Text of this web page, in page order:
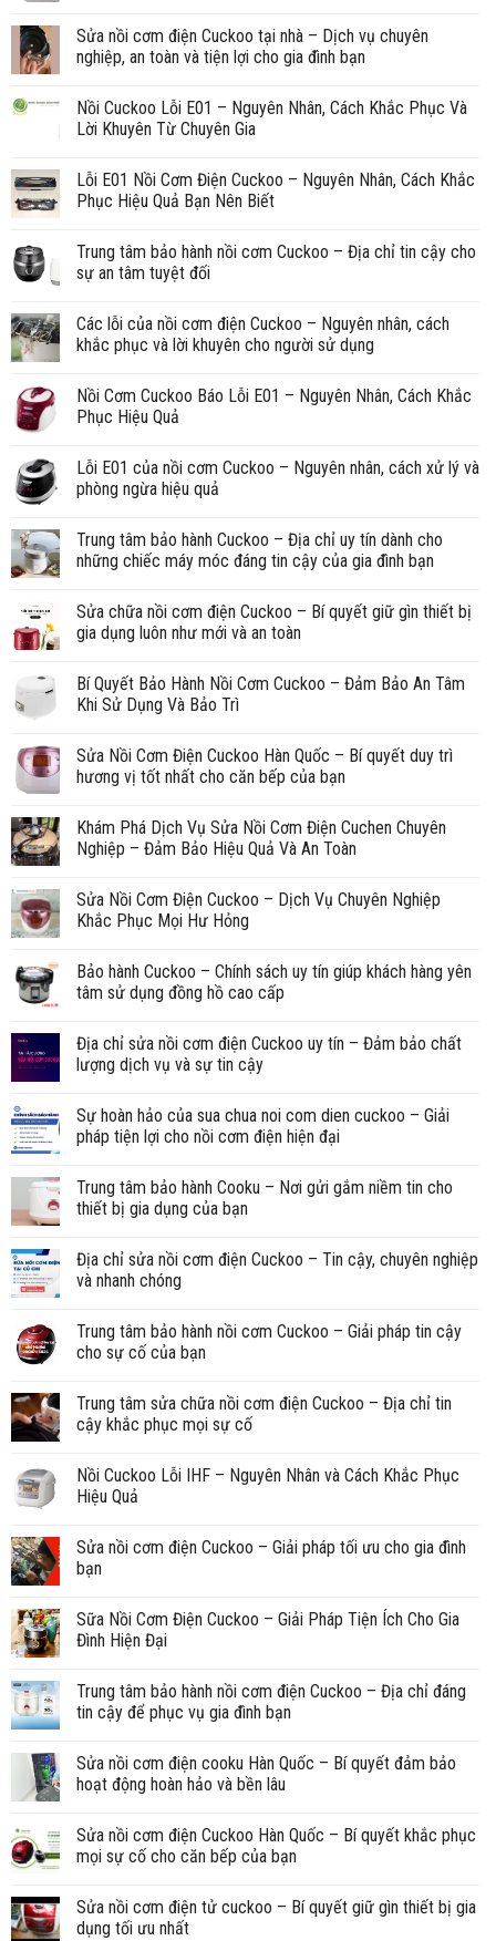
Sửa nồi cơm điện Cuckoo tại nhà – Dịch vụ chuyên
nghiệp, an toàn và tiện lợi cho gia đình bạn
Nồi Cuckoo Lỗi E01 – Nguyên Nhân, Cách Khắc Phục Và
Lời Khuyên Từ Chuyên Gia
Lỗi E01 Nồi Cơm Điện Cuckoo – Nguyên Nhân, Cách Khắc
Phục Hiệu Quả Bạn Nên Biết
Trung tâm bảo hành nồi cơm Cuckoo – Địa chỉ tin cậy cho
sự an tâm tuyệt đối
Các lỗi của nồi cơm điện Cuckoo – Nguyên nhân, cách
khắc phục và lời khuyên cho người sử dụng
Nồi Cơm Cuckoo Báo Lỗi E01 – Nguyên Nhân, Cách Khắc
Phục Hiệu Quả
Lỗi E01 của nồi cơm Cuckoo – Nguyên nhân, cách xử lý và
phòng ngừa hiệu quả
Trung tâm bảo hành Cuckoo – Địa chỉ uy tín dành cho
những chiếc máy móc đáng tin cậy của gia đình bạn
Sửa chữa nồi cơm điện Cuckoo – Bí quyết giữ gìn thiết bị
gia dụng luôn như mới và an toàn
Bí Quyết Bảo Hành Nồi Cơm Cuckoo – Đảm Bảo An Tâm
Khi Sử Dụng Và Bảo Trì
Sửa Nồi Cơm Điện Cuckoo Hàn Quốc – Bí quyết duy trì
hương vị tốt nhất cho căn bếp của bạn
Khám Phá Dịch Vụ Sửa Nồi Cơm Điện Cuchen Chuyên
Nghiệp – Đảm Bảo Hiệu Quả Và An Toàn
Sửa Nồi Cơm Điện Cuckoo – Dịch Vụ Chuyên Nghiệp
Khắc Phục Mọi Hư Hỏng
Bảo hành Cuckoo – Chính sách uy tín giúp khách hàng yên
tâm sử dụng đồng hồ cao cấp
Địa chỉ sửa nồi cơm điện Cuckoo uy tín – Đảm bảo chất
lượng dịch vụ và sự tin cậy
Sự hoàn hảo của sua chua noi com dien cuckoo – Giải
pháp tiện lợi cho nồi cơm điện hiện đại
Trung tâm bảo hành Cooku – Nơi gửi gắm niềm tin cho
thiết bị gia dụng của bạn
Địa chỉ sửa nồi cơm điện Cuckoo – Tin cậy, chuyên nghiệp
và nhanh chóng
Trung tâm bảo hành nồi cơm Cuckoo – Giải pháp tin cậy
cho sự cố của bạn
Trung tâm sửa chữa nồi cơm điện Cuckoo – Địa chỉ tin
cậy khắc phục mọi sự cố
Nồi Cuckoo Lỗi IHF – Nguyên Nhân và Cách Khắc Phục
Hiệu Quả
Sửa nồi cơm điện Cuckoo – Giải pháp tối ưu cho gia đình
bạn
Sữa Nồi Cơm Điện Cuckoo – Giải Pháp Tiện Ích Cho Gia
Đình Hiện Đại
Trung tâm bảo hành nồi cơm điện Cuckoo – Địa chỉ đáng
tin cậy để phục vụ gia đình bạn
Sửa nồi cơm điện cooku Hàn Quốc – Bí quyết đảm bảo
hoạt động hoàn hảo và bền lâu
Sửa nồi cơm điện Cuckoo Hàn Quốc – Bí quyết khắc phục
mọi sự cố cho căn bếp của bạn
Sửa nồi cơm điện tử cuckoo – Bí quyết giữ gìn thiết bị gia
dụng tối ưu nhất